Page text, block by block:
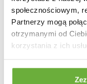
społecznościowym,
Partnerzy mogą
otrzymanymi od
korzystania z ich
HOKER SYLVIA